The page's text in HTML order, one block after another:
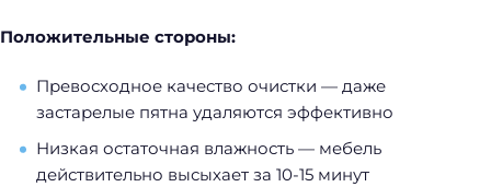
Положительные стороны:
Превосходное качество очистки — даже
застарелые пятна удаляются эффективно
Низкая остаточная влажность — мебель
действительно высыхает за 10-15 минут